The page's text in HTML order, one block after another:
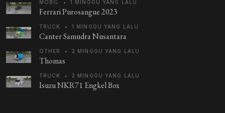
Guest_RN03V 4 tahun yang lalu
makasih ya wat mod nyah kakak
jeepp 4 tahun yang lalu
jeepp
MOBIL • 1 MINGGU YANG LALU
Ferrari Purosangue 2023
TRUCK • 1 MINGGU YANG LALU
Canter Samudra Nusantara
OTHER • 2 MINGGU YANG LALU
Thomas
TRUCK • 2 MINGGU YANG LALU
Isuzu NKR71 Engkel Box